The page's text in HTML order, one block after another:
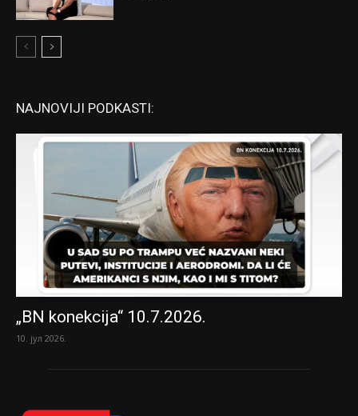
NAJNOVIJI PODKASTI:
„BN konekcija“ 10.7.2026.
10. јул 2026.